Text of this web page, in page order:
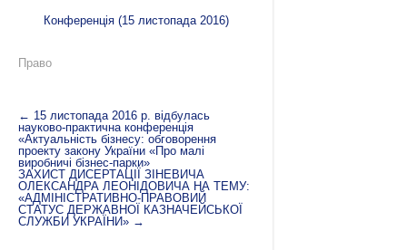
Конференція (15 листопада 2016)
Право
← 15 листопада 2016 р. відбулась
науково-практична конференція
«Актуальність бізнесу: обговорення
проекту закону України «Про малі
виробничі бізнес-парки»
ЗАХИСТ ДИСЕРТАЦІЇ ЗІНЕВИЧА
ОЛЕКСАНДРА ЛЕОНІДОВИЧА НА ТЕМУ:
«АДМІНІСТРАТИВНО-ПРАВОВИЙ
СТАТУС ДЕРЖАВНОЇ КАЗНАЧЕЙСЬКОЇ
СЛУЖБИ УКРАЇНИ» →